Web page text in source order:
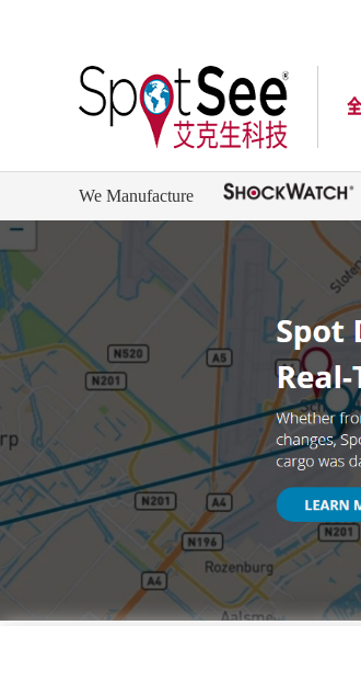
We Manufacture